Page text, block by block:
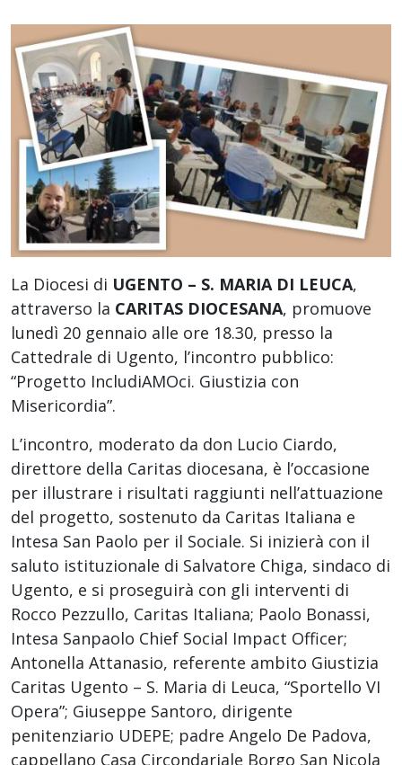
La Diocesi di UGENTO – S. MARIA DI LEUCA,
attraverso la CARITAS DIOCESANA, promuove
lunedì 20 gennaio alle ore 18.30, presso la
Cattedrale di Ugento, l’incontro pubblico:
“Progetto IncludiAMOci. Giustizia con
Misericordia”.
L’incontro, moderato da don Lucio Ciardo,
direttore della Caritas diocesana, è l’occasione
per illustrare i risultati raggiunti nell’attuazione
del progetto, sostenuto da Caritas Italiana e
Intesa San Paolo per il Sociale. Si inizierà con il
saluto istituzionale di Salvatore Chiga, sindaco di
Ugento, e si proseguirà con gli interventi di
Rocco Pezzullo, Caritas Italiana; Paolo Bonassi,
Intesa Sanpaolo Chief Social Impact Officer;
Antonella Attanasio, referente ambito Giustizia
Caritas Ugento – S. Maria di Leuca, “Sportello VI
Opera”; Giuseppe Santoro, dirigente
penitenziario UDEPE; padre Angelo De Padova,
cappellano Casa Circondariale Borgo San Nicola